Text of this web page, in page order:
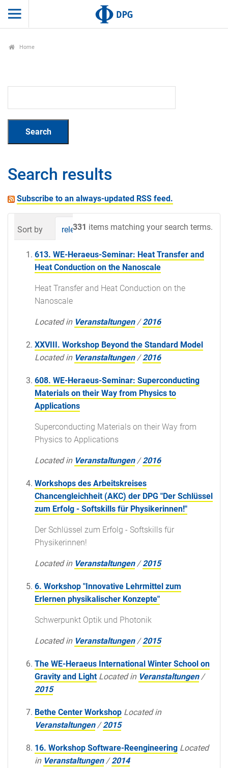
Home
Search results
Subscribe to an always-updated RSS feed.
331 items matching your search terms.
Sort by relevance date (newest first)
613. WE-Heraeus-Seminar: Heat Transfer and
Heat Conduction on the Nanoscale
Heat Transfer and Heat Conduction on the
Nanoscale
Located in Veranstaltungen /2016
XXVIII. Workshop Beyond the Standard Model
Located in Veranstaltungen /2016
608. WE-Heraeus-Seminar: Superconducting
Materials on their Way from Physics to
Applications
Superconducting Materials on their Way from
Physics to Applications
Located in Veranstaltungen /2016
Workshops des Arbeitskreises
Chancengleichheit (AKC) der DPG "Der Schlüssel
zum Erfolg - Softskills für Physikerinnen!"
Der Schlüssel zum Erfolg - Softskills für
Physikerinnen!
Located in Veranstaltungen /2015
6. Workshop "Innovative Lehrmittel zum
Erlernen physikalischer Konzepte"
Schwerpunkt Optik und Photonik
Located in Veranstaltungen /2015
The WE-Heraeus International Winter School on
Gravity and Light Located in Veranstaltungen /
2015
Bethe Center Workshop Located in
Veranstaltungen /2015
16. Workshop Software-Reengineering Located
in Veranstaltungen /2014